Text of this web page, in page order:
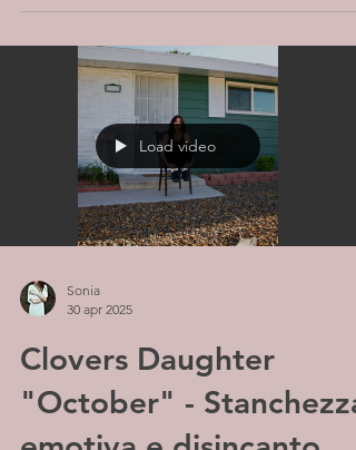
Load video
Sonia
30 apr 2025
Clovers Daughter
"October" - Stanchezza